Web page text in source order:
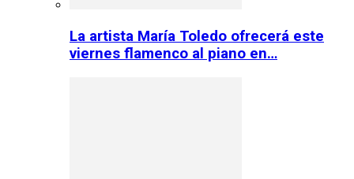
La artista María Toledo ofrecerá este
viernes flamenco al piano en…